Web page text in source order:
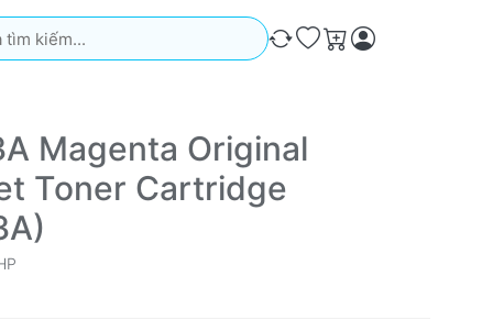
Kết quả sẽ tự động xuất hiện khi bạn nhập. Nhấn phím
So sánh
Ưa thích
Giỏ hàng
Magenta Original
Toner Cartridge